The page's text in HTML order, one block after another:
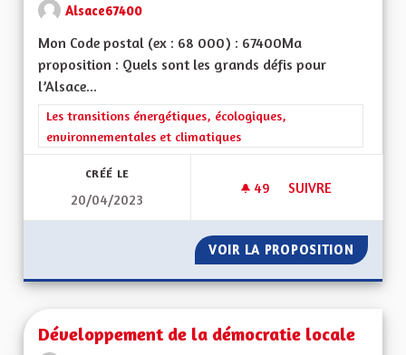
Alsace67400
Mon Code postal (ex : 68 000) : 67400Ma
proposition : Quels sont les grands défis pour
l’Alsace...
Filtrer les résultats de la catégorie : Les transitions
Les transitions énergétiques, écologiques,
environnementales et climatiques
CRÉÉ LE
20/04/2023
49 49 ABONNÉS
SUIVRE
VOIR LA PROPOSITION
Développement de la démocratie locale